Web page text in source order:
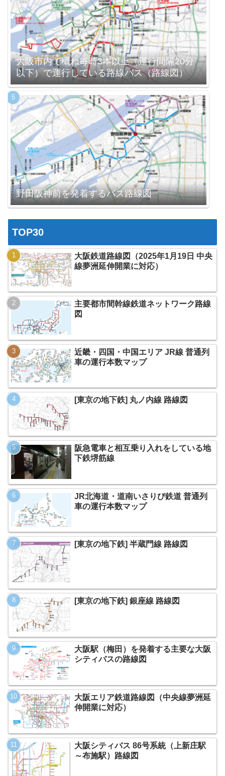
大阪市内で概ね毎時3本以上（運行間隔20分
以下）で運行している路線バス（路線図）
野田阪神前を発着するバス路線図
TOP30
大阪鉄道路線図（2025年1月19日 中央
線夢洲延伸開業に対応）
主要都市間幹線鉄道ネットワーク路線
図
近畿・四国・中国エリア JR線 普通列
車の運行本数マップ
[東京の地下鉄] 丸ノ内線 路線図
阪急電車と相互乗り入れをしている地
下鉄堺筋線
JR北海道・道南いさりび鉄道 普通列
車の運行本数マップ
[東京の地下鉄] 半蔵門線 路線図
[東京の地下鉄] 銀座線 路線図
大阪駅（梅田）を発着する主要な大阪
シティバスの路線図
大阪エリア鉄道路線図（中央線夢洲延
伸開業に対応）
大阪シティバス 86号系統（上新庄駅
～布施駅）路線図